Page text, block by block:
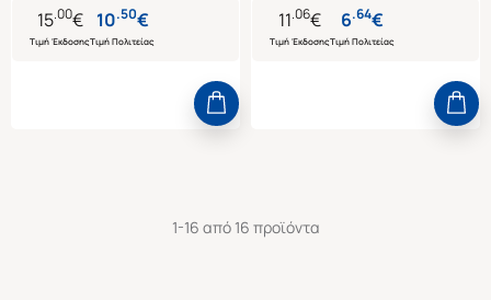
15.00€
Τιμή Έκδοσης
10.50€
Τιμή Πολιτείας
11.06€
Τιμή Έκδοσης
6.64€
Τιμή Πολιτείας
1-16 από 16 προϊόντα